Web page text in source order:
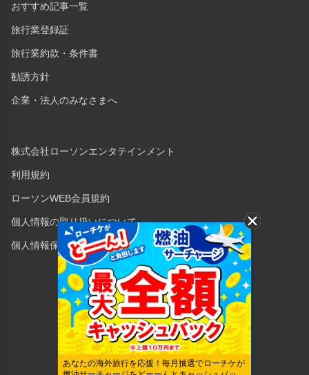
おすすめ記事一覧
旅行業登録証
旅行業約款・条件書
勧誘方針
企業・法人のみなさまへ
株式会社ローソンエンタテインメント
利用規約
ローソンWEB会員規約
個人情報の取り扱いについて
個人情報保護方針
Copyright © 1998 Lawson Entertainment, Inc.
あなたの海外旅行を応援！毎月抽選でローチケが